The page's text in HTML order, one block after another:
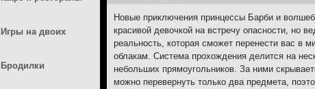
Новые приключения принцессы Барби и
красивой девочкой на встречу опасности, но
реальность, которая сможет перенести вас в
облакам. Система прохождения делится на
небольших прямоугольников. За ними
можно перевернуть только два предмета,
Игры на двоих
Бродилки